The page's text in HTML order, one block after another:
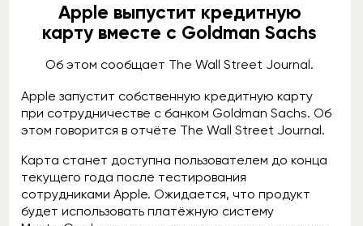
Apple выпустит кредитную
карту вместе с Goldman Sachs
Об этом сообщает The Wall Street Journal.
Apple запустит собственную кредитную карту
при сотрудничестве с банком Goldman Sachs. Об
этом говорится в отчёте The Wall Street Journal.
Карта станет доступна пользователем до конца
текущего года после тестирования
сотрудниками Apple. Ожидается, что продукт
будет использовать платёжную систему